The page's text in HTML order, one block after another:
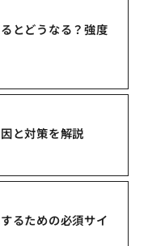
とどうなる？強度
と対策を解説
るための必須サイ